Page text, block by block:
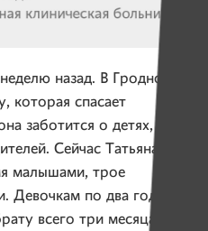
назад. В Гродно
которая спасает
заботится о детях,
Сейчас Татьяна
малышами, трое
Девочкам по два годика
всего три месяца.